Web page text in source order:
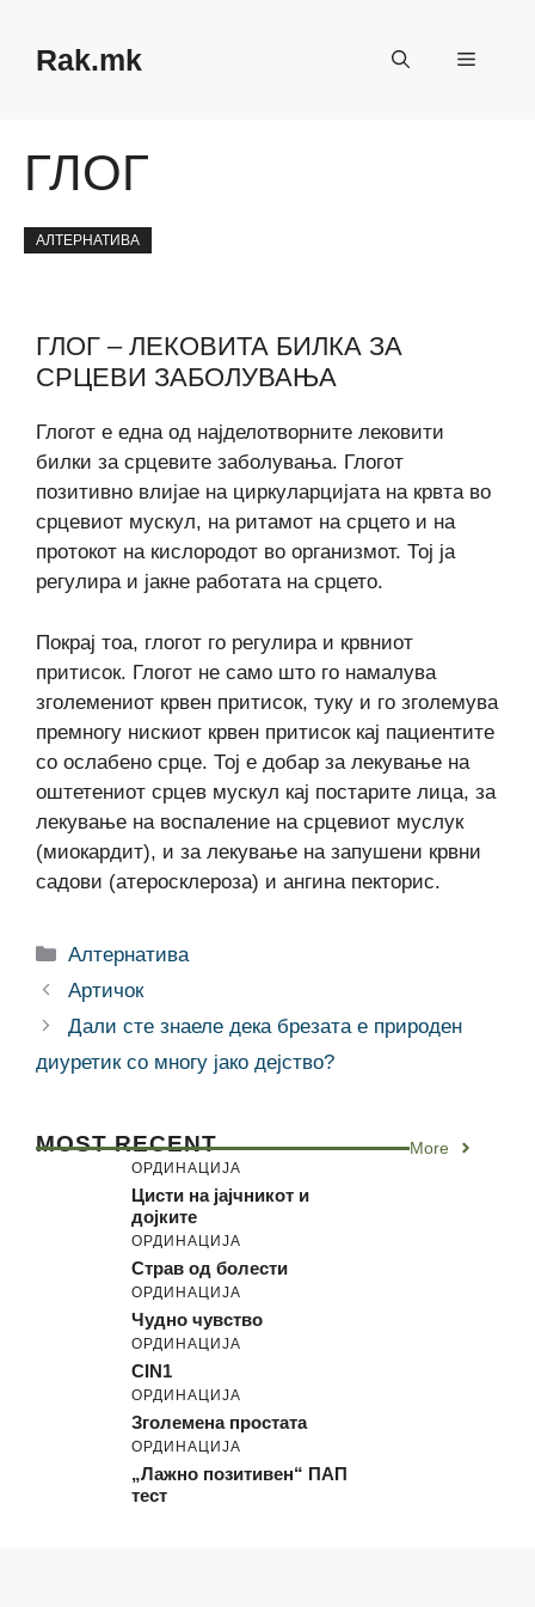
contentRak.mk Menu
ГЛОГ
АЛТЕРНАТИВА
ГЛОГ – ЛЕКОВИТА БИЛКА ЗА
СРЦЕВИ ЗАБОЛУВАЊА
Глогот е една од најделотворните лековити
билки за срцевите заболувања. Глогот
позитивно влијае на циркуларцијата на крвта во
срцевиот мускул, на ритамот на срцето и на
протокот на кислородот во организмот. Тој ја
регулира и јакне работата на срцето.
Покрај тоа, глогот го регулира и крвниот
притисок. Глогот не само што го намалува
зголемениот крвен притисок, туку и го зголемува
премногу нискиот крвен притисок кај пациентите
со ослабено срце. Тој е добар за лекување на
оштетениот срцев мускул кај постарите лица, за
лекување на воспаление на срцевиот муслук
(миокардит), и за лекување на запушени крвни
садови (атеросклероза) и ангина пекторис.
Categories
Алтернатива
Артичок
Дали сте знаеле дека брезата е природен
диуретик со многу јако дејство?
MOST RECENT More
ОРДИНАЦИЈА
Цисти на јајчникот и
дојките
ОРДИНАЦИЈА
Страв од болести
ОРДИНАЦИЈА
Чудно чувство
ОРДИНАЦИЈА
CIN1
ОРДИНАЦИЈА
Зголемена простата
ОРДИНАЦИЈА
„Лажно позитивен“ ПАП
тест